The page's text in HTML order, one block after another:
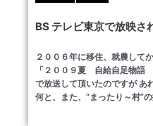
BS テレビ東京で放映さ
２００６年に移住、就農して
「２００９夏 自給自足物語
で放送して頂いたのですが あ
何と、また、“まったり～村”